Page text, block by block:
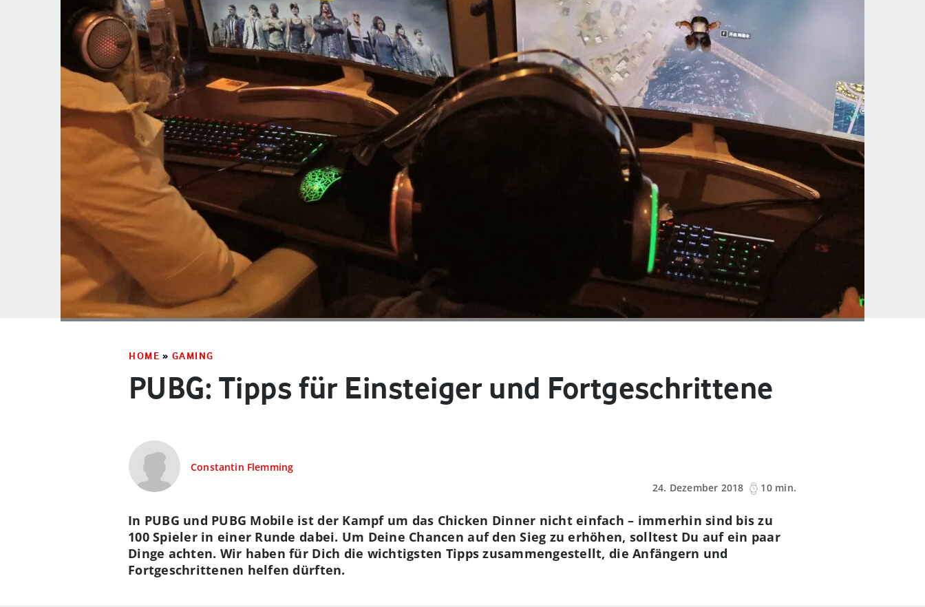
HOME » GAMING
PUBG: Tipps für Einsteiger und Fortgeschrittene
Constantin Flemming
24. Dezember 2018
10 min.
In PUBG und PUBG Mobile ist der Kampf um das Chicken Dinner nicht einfach – immerhin sind bis zu
100 Spieler in einer Runde dabei. Um Deine Chancen auf den Sieg zu erhöhen, solltest Du auf ein paar
Dinge achten. Wir haben für Dich die wichtigsten Tipps zusammengestellt, die Anfängern und
Fortgeschrittenen helfen dürften.